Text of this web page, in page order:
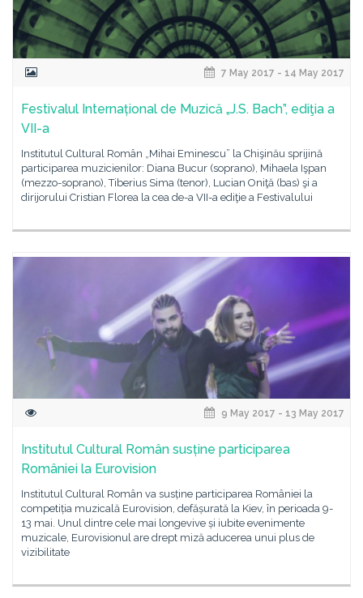
7 May 2017 - 14 May 2017
Festivalul Internațional de Muzică „J.S. Bach”, ediţia a
VII-a
Institutul Cultural Român „Mihai Eminescu” la Chişinău sprijină
participarea muzicienilor: Diana Bucur (soprano), Mihaela Işpan
(mezzo-soprano), Tiberius Sima (tenor), Lucian Oniţă (bas) şi a
dirijorului Cristian Florea la cea de-a VII-a ediţie a Festivalului
9 May 2017 - 13 May 2017
Institutul Cultural Român susține participarea
României la Eurovision
Institutul Cultural Român va susține participarea României la
competiția muzicală Eurovision, defășurată la Kiev, în perioada 9-
13 mai. Unul dintre cele mai longevive și iubite evenimente
muzicale, Eurovisionul are drept miză aducerea unui plus de
vizibilitate